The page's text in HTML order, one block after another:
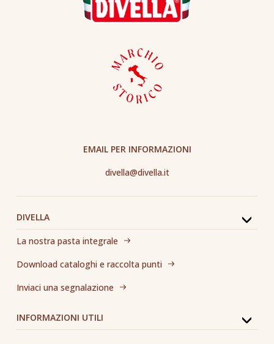
DIVELLA
La nostra pasta integrale
Download cataloghi e raccolta punti
Inviaci una segnalazione
INFORMAZIONI UTILI
EMAIL PER INFORMAZIONI
divella@divella.it